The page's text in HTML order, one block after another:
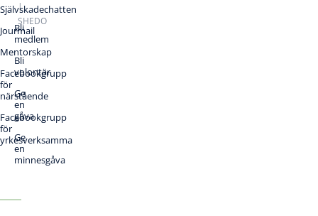
Självskadechatten
Jourmail
Mentorskap
Facebookgrupp
för
närstående
Facebookgrupp
för
yrkesverksamma
Bli
medlem
Bli
volontär
Ge
en
gåva
Ge
en
minnesgåva
|
SHEDO